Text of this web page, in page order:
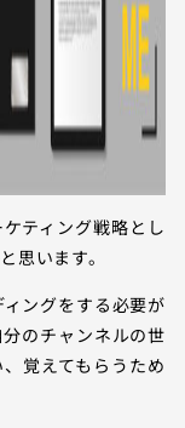
ティング戦略とし
思います。
ングをする必要が
のチャンネルの世
覚えてもらうため